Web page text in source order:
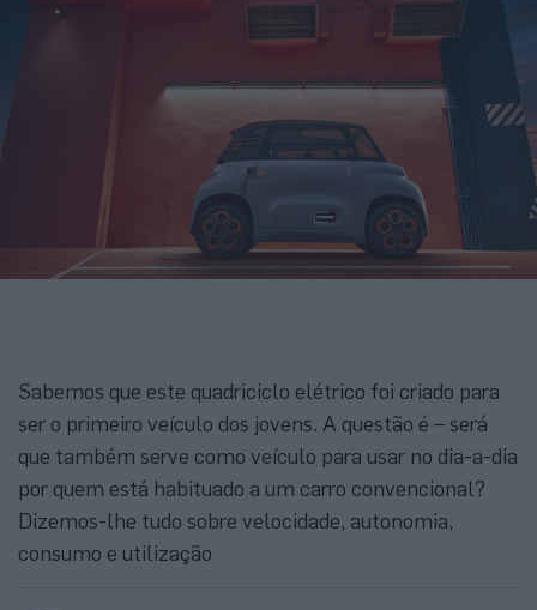
Sabemos que este quadriciclo elétrico foi criado para
ser o primeiro veículo dos jovens. A questão é – será
que também serve como veículo para usar no dia-a-dia
por quem está habituado a um carro convencional?
Dizemos-lhe tudo sobre velocidade, autonomia,
consumo e utilização